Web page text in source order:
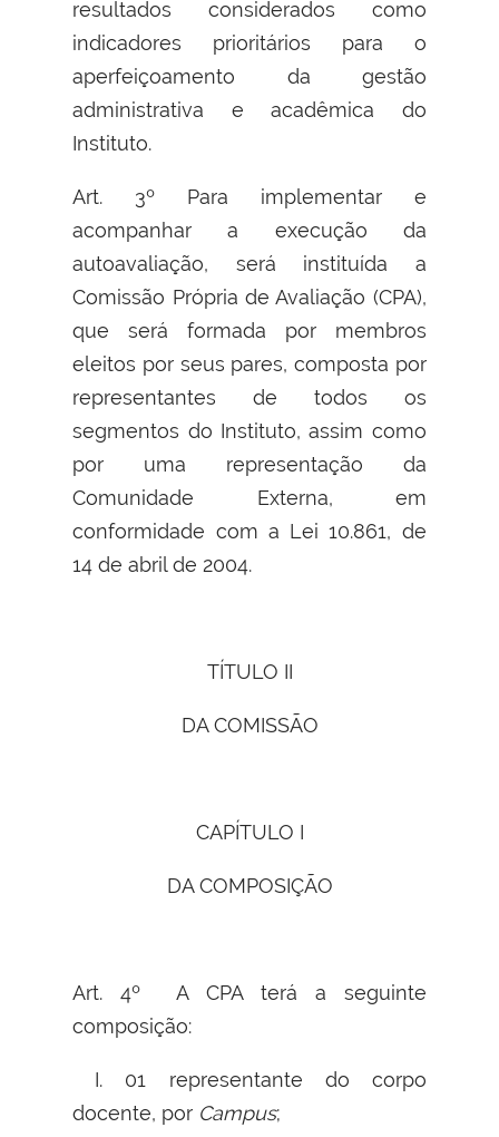
resultados considerados como
indicadores prioritários para o
aperfeiçoamento da gestão
administrativa e acadêmica do
Instituto.
Art. 3º Para implementar e
acompanhar a execução da
autoavaliação, será instituída a
Comissão Própria de Avaliação (CPA),
que será formada por membros
eleitos por seus pares, composta por
representantes de todos os
segmentos do Instituto, assim como
por uma representação da
Comunidade Externa, em
conformidade com a Lei 10.861, de
14 de abril de 2004.
TÍTULO II
DA COMISSÃO
CAPÍTULO I
DA COMPOSIÇÃO
Art. 4º A CPA terá a seguinte
composição:
I. 01 representante do corpo
docente, por Campus;